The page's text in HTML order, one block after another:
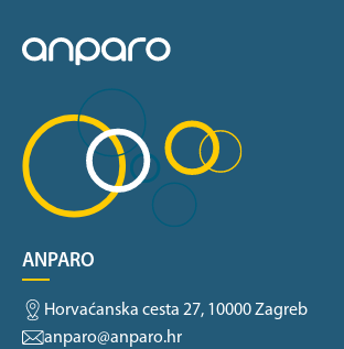
ANPARO
Horvaćanska cesta 27, 10000 Zagreb
anparo@anparo.hr